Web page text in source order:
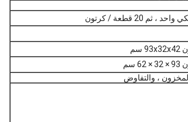
20 قطعة / كرتون